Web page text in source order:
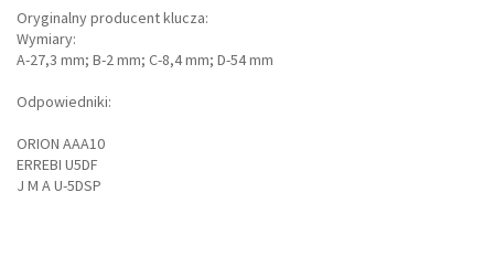
Oryginalny producent klucza:
Wymiary:
A-27,3 mm; B-2 mm; C-8,4 mm; D-54 mm
Odpowiedniki:
ORION AAA10
ERREBI U5DF
J M A U-5DSP